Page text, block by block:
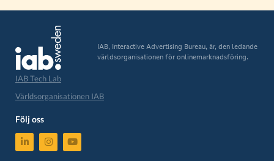
IAB, Interactive Advertising Bureau, är, den ledande
världsorganisationen för onlinemarknadsföring.
IAB Tech Lab
Världsorganisationen IAB
Följ oss